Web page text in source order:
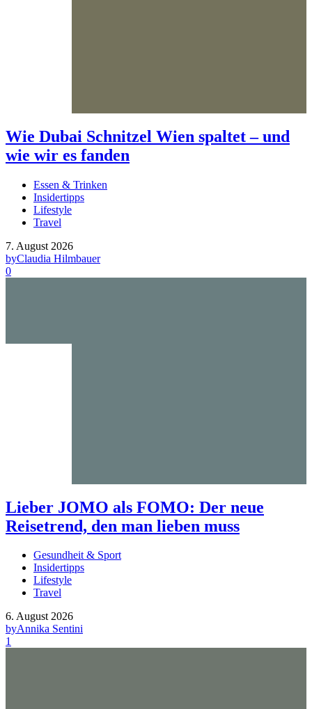
Wie Dubai Schnitzel Wien spaltet – und
wie wir es fanden
Essen & Trinken
Insidertipps
Lifestyle
Travel
7. August 2026
byClaudia Hilmbauer
0
Lieber JOMO als FOMO: Der neue
Reisetrend, den man lieben muss
Gesundheit & Sport
Insidertipps
Lifestyle
Travel
6. August 2026
byAnnika Sentini
1